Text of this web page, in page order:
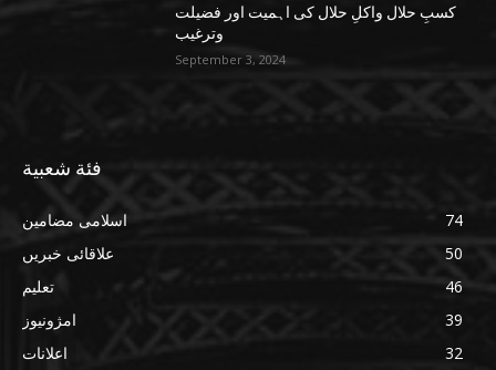
کسبِ حلال واکلِ حلال کی اہمیت اور فضیلت
وترغیب
September 3, 2024
فئة شعبية
اسلامی مضامین
74
علاقائی خبریں
50
تعلیم
46
امژونیوز
39
اعلانات
32